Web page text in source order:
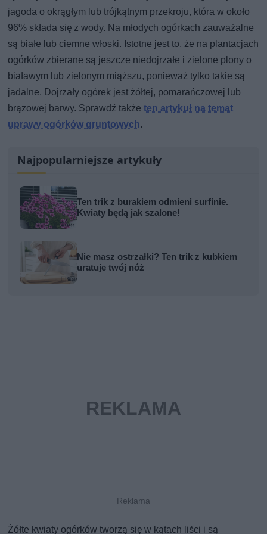
jagoda o okrągłym lub trójkątnym przekroju, która w około
96% składa się z wody. Na młodych ogórkach zauważalne
są białe lub ciemne włoski. Istotne jest to, że na plantacjach
ogórków zbierane są jeszcze niedojrzałe i zielone plony o
białawym lub zielonym miąższu, ponieważ tylko takie są
jadalne. Dojrzały ogórek jest żółtej, pomarańczowej lub
brązowej barwy. Sprawdź takżeten artykuł na temat
uprawy ogórków gruntowych.
Najpopularniejsze artykuły
Ten trik z burakiem odmieni surfinie.
Kwiaty będą jak szalone!
Nie masz ostrzałki? Ten trik z kubkiem
uratuje twój nóż
Żółte kwiaty ogórków tworzą się w kątach liści i są